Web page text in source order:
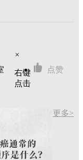
点赞
×
右键
点击
更多>